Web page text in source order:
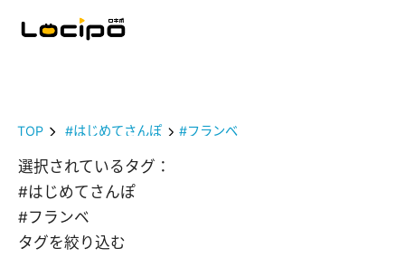
TOP #はじめてさんぽ #フランベ
選択されているタグ：
#はじめてさんぽ
#フランベ
タグを絞り込む